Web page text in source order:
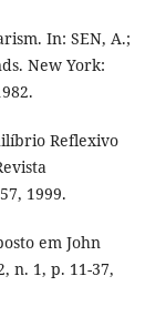
In: SEN, A.;
New York:
Reflexivo
1999.
em John
n. 1, p. 11-37,